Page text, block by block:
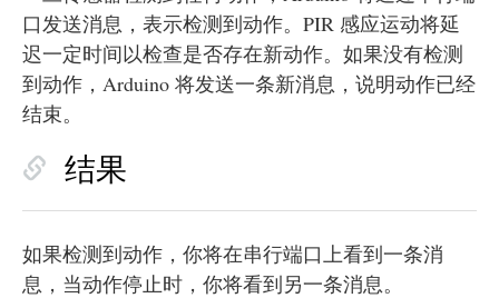
口发送消息，表示检测到动作。PIR 感应运动将延
迟一定时间以检查是否存在新动作。如果没有检测
到动作，Arduino 将发送一条新消息，说明动作已经
结束。
结果
如果检测到动作，你将在串行端口上看到一条消
息，当动作停止时，你将看到另一条消息。